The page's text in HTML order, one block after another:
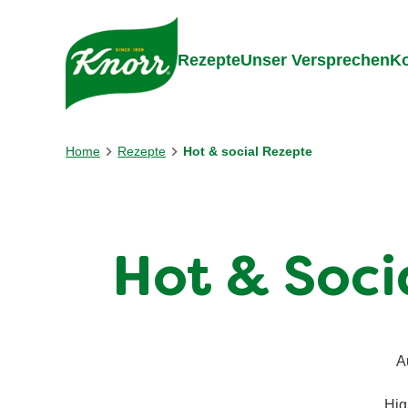
Gehe zu:
RezepteUnser Versprechen
Home Rezepte Hot & social Rezepte
Hot &